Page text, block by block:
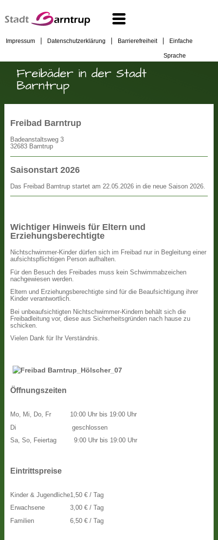
Impressum Datenschutzerklärung Barrierefreiheit Einfache
Sprache
Freibäder in der Stadt
Barntrup
Freibad Barntrup
Badeanstaltsweg 3
32683 Barntrup
Saisonstart 2026
Das Freibad Barntrup startet am 22.05.2026 in die neue Saison 2026.
Wichtiger Hinweis für Eltern und
Erziehungsberechtigte
Nichtschwimmer-Kinder dürfen sich im Freibad nur in Begleitung einer
aufsichtspflichtigen Person aufhalten.
Für den Besuch des Freibades muss kein Schwimmabzeichen
nachgewiesen werden.
Eltern und Erziehungsberechtigte sind für die Beaufsichtigung ihrer
Kinder verantwortlich.
Bei unbeaufsichtigten Nichtschwimmer-Kindern behält sich die
Freibadleitung vor, diese aus Sicherheitsgründen nach hause zu
schicken.
Vielen Dank für Ihr Verständnis.
Öffnungszeiten
Mo, Mi, Do, Fr
Di
Sa, So, Feiertag
10:00 Uhr bis 19:00 Uhr
geschlossen
9:00 Uhr bis 19:00 Uhr
Eintrittspreise
Kinder & Jugendliche
Erwachsene
Familien
1,50 € / Tag
3,00 € / Tag
6,50 € / Tag